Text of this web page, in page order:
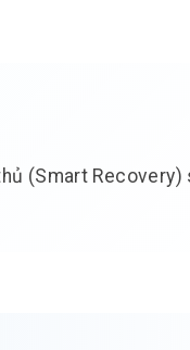
(Smart Recovery)